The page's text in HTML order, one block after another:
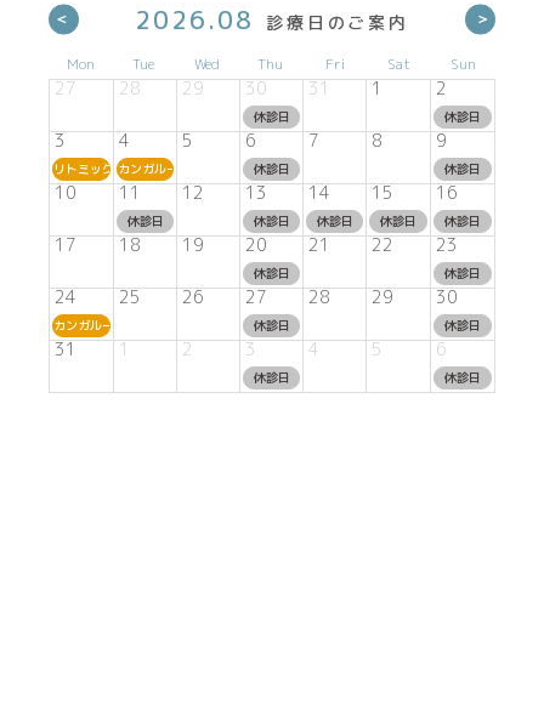
2026.08
Mon Tue Wed Thu Fri Sat Sun
27 28 29 30 31 1 2
休診日 休診日
3 4 5 6 7 8 9
リトミック カンガルーム 休診日 休診日
10 11 12 13 14 15 16
休診日 休診日 休診日 休診日 休診日
17 18 19 20 21 22 23
休診日 休診日
24 25 26 27 28 29 30
カンガルーム 休診日 休診日
31 1 2 3 4 5 6
休診日 休診日